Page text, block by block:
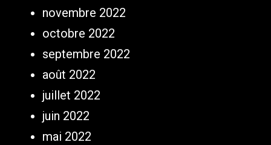
novembre 2022
octobre 2022
septembre 2022
août 2022
juillet 2022
juin 2022
mai 2022